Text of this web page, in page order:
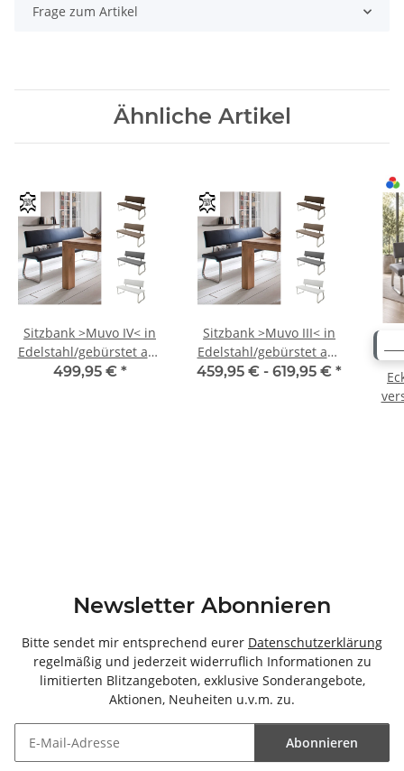
Frage zum Artikel
Ähnliche Artikel
Sitzbank >Muvo IV< in
Edelstahl/gebürstet aus
Rindsleder -
499,95 € *
Sitzbank >Muvo III< in
Edelstahl/gebürstet aus
Rindsleder -
459,95 € - 619,95 € *
Newsletter Abonnieren
Bitte sendet mir entsprechend eurer Datenschutzerklärung
regelmäßig und jederzeit widerruflich Informationen zu
limitierten Blitzangeboten, exklusive Sonderangebote,
Aktionen, Neuheiten u.v.m. zu.
Abonnieren